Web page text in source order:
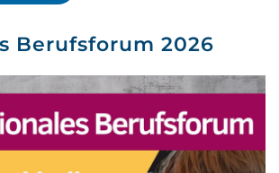
Berufsforum 2026